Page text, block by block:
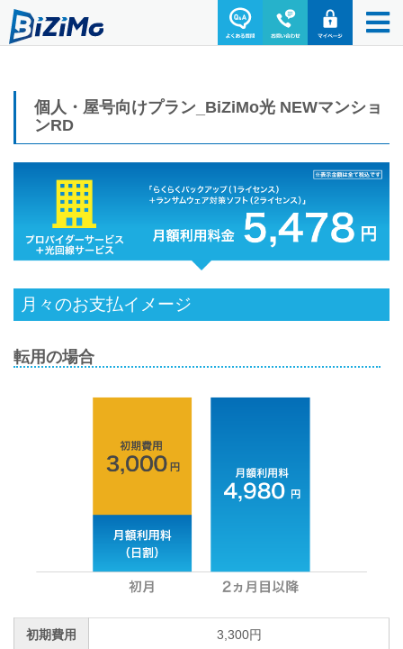
個人・屋号向けプラン_BiZiMo光 NEWマンショ
ンRD
月々のお支払イメージ
転用の場合
初期費用 3,300円